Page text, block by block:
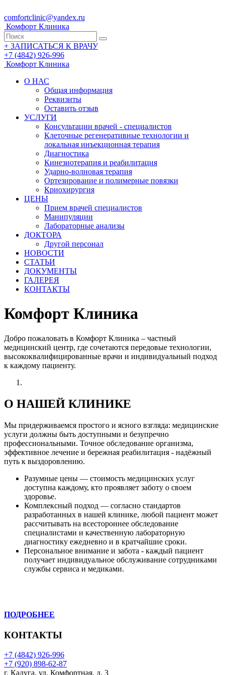
comfortclinic@yandex.ru
Комфорт Клиника
+ ЗАПИСАТЬСЯ К ВРАЧУ
+7 (4842) 926-996
Комфорт Клиника
О НАС
Общая информация
Реквизиты
Оставить отзыв
УСЛУГИ
Консультации врачей - специалистов
Клеточные регенеративные технологии и
локальная инъекционная терапия
Диагностика
Кинезиотерапия и реабилитация
Ударно-волновая терапия
Ортезирование и полимерные повязки
Криохирургия
ЦЕНЫ
Прием врачей специалистов
Манипуляции
Лабораторные анализы
ДОКТОРА
Другой персонал
НОВОСТИ
СТАТЬИ
ДОКУМЕНТЫ
ГАЛЕРЕЯ
КОНТАКТЫ
Комфорт Клиника
Добро пожаловать в Комфорт Клиника – частный
медицинский центр, где сочетаются передовые технологии,
высококвалифицированные врачи и индивидуальный подход
к каждому пациенту.
О НАШЕЙ КЛИНИКЕ
Мы придерживаемся простого и ясного взгляда: медицинские
услуги должны быть доступными и безупречно
профессиональными. Точное обследование организма,
эффективное лечение и бережная реабилитация - надёжный
путь к выздоровлению.
Разумные цены — стоимость медицинских услуг
доступна каждому, кто проявляет заботу о своем
здоровье.
Комплексный подход — согласно стандартов
разработанных в нашей клинике, любой пациент может
рассчитывать на всестороннее обследование
специалистами и качественную лабораторную
диагностику ежедневно и в кратчайшие сроки.
Персональное внимание и забота - каждый пациент
получает индивидуальное обслуживание сотрудниками
службы сервиса и медиками.
ПОДРОБНЕЕ
КОНТАКТЫ
+7 (4842) 926-996
+7 (920) 898-62-87
г. Калуга, ул. Комфортная, д. 3